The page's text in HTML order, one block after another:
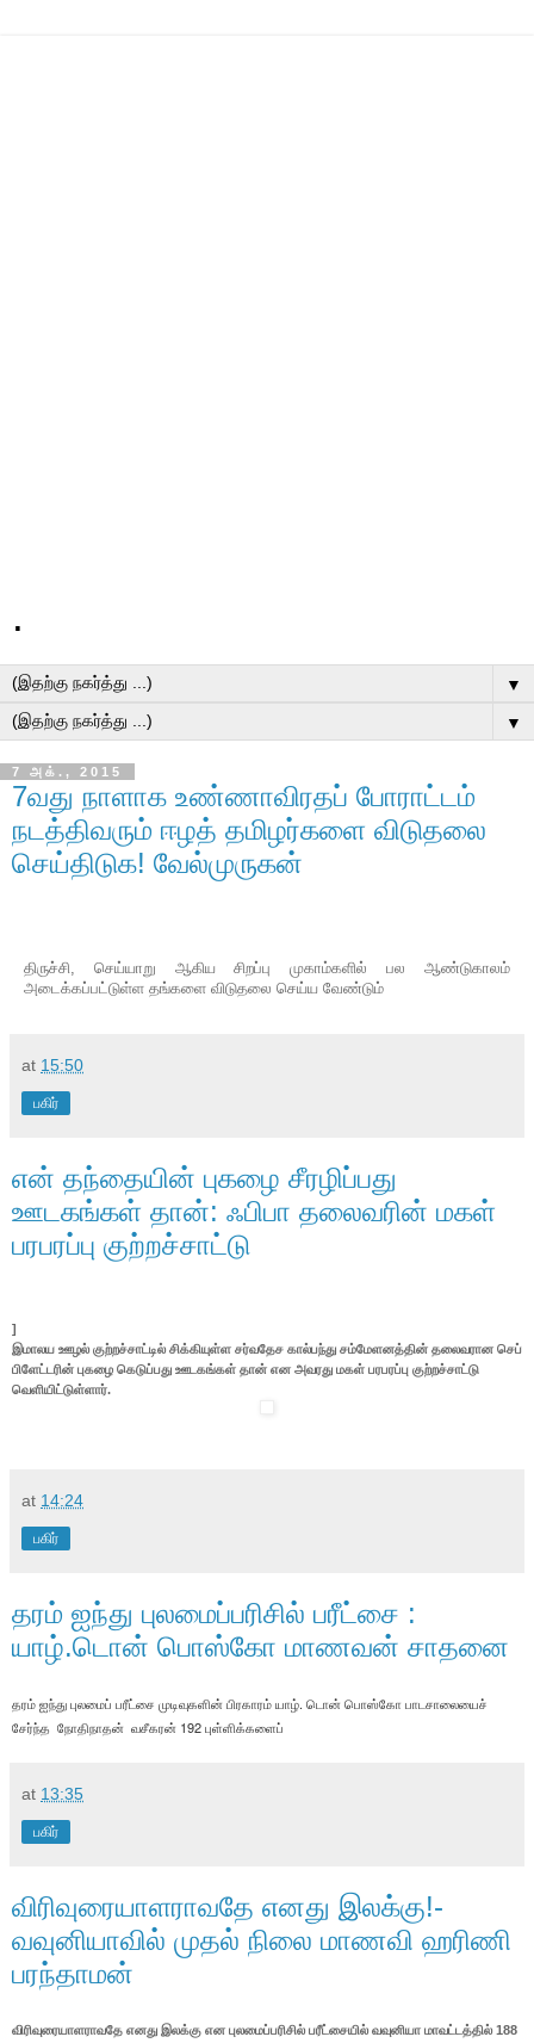
.
▼
▼
7 அக்., 2015
7வது நாளாக உண்ணாவிரதப் போராட்டம்
நடத்திவரும் ஈழத் தமிழர்களை விடுதலை
செய்திடுக! வேல்முருகன்
திருச்சி, செய்யாறு ஆகிய சிறப்பு முகாம்களில் பல ஆண்டுகாலம்
அடைக்கப்பட்டுள்ள தங்களை விடுதலை செய்ய வேண்டும்
at 15:50
பகிர்
என் தந்தையின் புகழை சீரழிப்பது
ஊடகங்கள் தான்: ஃபிபா தலைவரின் மகள்
பரபரப்பு குற்றச்சாட்டு
]
இமாலய ஊழல் குற்றச்சாட்டில் சிக்கியுள்ள சர்வதேச கால்பந்து சம்மேளனத்தின் தலைவரான செப்
பிளேட்டரின் புகழை கெடுப்பது ஊடகங்கள் தான் என அவரது மகள் பரபரப்பு குற்றச்சாட்டு
வெளியிட்டுள்ளார்.
at 14:24
பகிர்
தரம் ஐந்து புலமைப்பரிசில் பரீட்சை :
யாழ்.டொன் பொஸ்கோ மாணவன் சாதனை
தரம் ஐந்து புலமைப் பரீட்சை முடிவுகளின் பிரகாரம் யாழ். டொன் பொஸ்கோ பாடசாலையைச்
சேர்ந்த நோதிநாதன் வசீகரன் 192 புள்ளிக்களைப்
at 13:35
பகிர்
விரிவுரையாளராவதே எனது இலக்கு!-
வவுனியாவில் முதல் நிலை மாணவி ஹரிணி
பரந்தாமன்
விரிவுரையாளராவதே எனது இலக்கு என புலமைப்பரிசில் பரீட்சையில் வவுனியா மாவட்டத்தில் 188